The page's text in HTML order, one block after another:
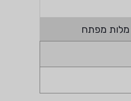
מלות מפתח